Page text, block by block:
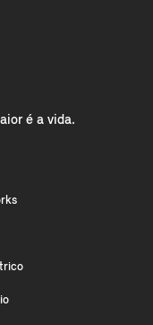
é a vida.